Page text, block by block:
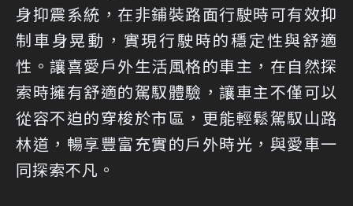
身抑震系統，在非鋪裝路面行駛時可有效抑
制車身晃動，實現行駛時的穩定性與舒適
性。讓喜愛戶外生活風格的車主，在自然探
索時擁有舒適的駕馭體驗，讓車主不僅可以
從容不迫的穿梭於市區，更能輕鬆駕馭山路
林道，暢享豐富充實的戶外時光，與愛車一
同探索不凡。